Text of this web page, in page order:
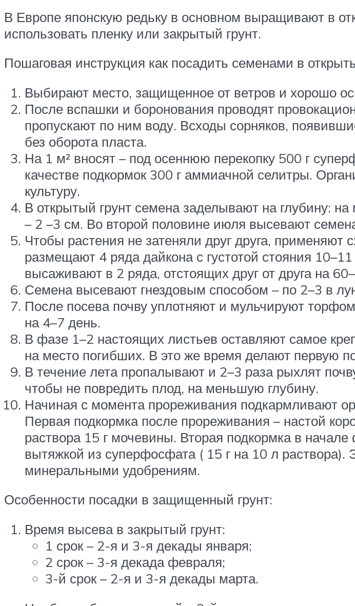
В Европе японскую редьку в основном выращивают в
использовать пленку или закрытый грунт.
Пошаговая инструкция как посадить семенами в
Выбирают место, защищенное от ветров и хорошо
После вспашки и боронования проводят
пропускают по ним воду. Всходы сорняков,
без оборота пласта.
На 1 м² вносят – под осеннюю перекопку 500 г
качестве подкормок 300 г аммиачной селитры.
культуру.
В открытый грунт семена заделывают на глубину:
– 2 –3 см. Во второй половине июля высевают
Чтобы растения не затеняли друг друга,
размещают 4 ряда дайкона с густотой стояния
высаживают в 2 ряда, отстоящих друг от друга на
Семена высевают гнездовым способом – по 2–3 в
После посева почву уплотняют и мульчируют
на 4–7 день.
В фазе 1–2 настоящих листьев оставляют самое
на место погибших. В это же время делают первую
В течение лета пропалывают и 2–3 раза рыхлят
чтобы не повредить плод, на меньшую глубину.
Начиная с момента прореживания подкармливают
Первая подкормка после прореживания – настой
раствора 15 г мочевины. Вторая подкормка в
вытяжкой из суперфосфата ( 15 г на 10 л
минеральными удобрениям.
Особенности посадки в защищенный грунт:
Время высева в закрытый грунт:
1 срок – 2-я и 3-я декады января;
2 срок – 3-я декада февраля;
3-й срок – 2-я и 3-я декады марта.